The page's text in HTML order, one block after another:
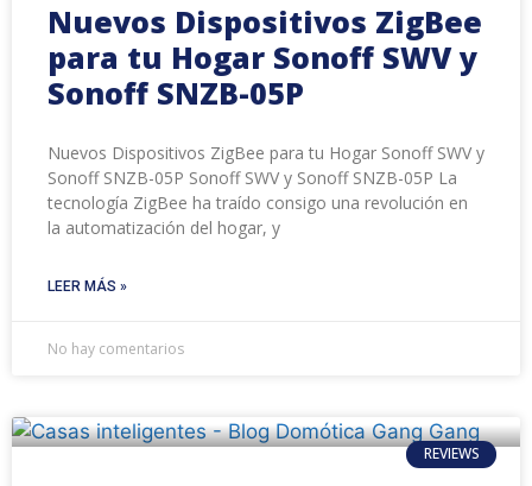
Nuevos Dispositivos ZigBee
para tu Hogar Sonoff SWV y
Sonoff SNZB-05P
Nuevos Dispositivos ZigBee para tu Hogar Sonoff SWV y
Sonoff SNZB-05P Sonoff SWV y Sonoff SNZB-05P La
tecnología ZigBee ha traído consigo una revolución en
la automatización del hogar, y
LEER MÁS »
No hay comentarios
REVIEWS